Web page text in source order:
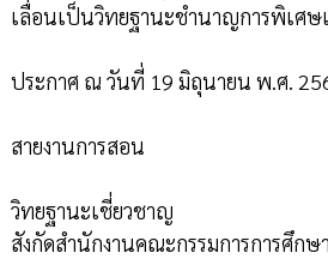
เลื่อนเป็นวิทยฐานะชำนาญการพิเศ
ประกาศ ณ วันที่ 19 มิถุนายน พ.ศ.
สายงานการสอน
วิทยฐานะเชี่ยวชาญ
สังกัดสำนักงานคณะกรรมการการศึก